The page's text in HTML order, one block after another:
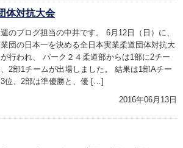
体対抗大会
のブログ担当の中井です。 6月12日（日）に、
団の日本一を決める全日本実業柔道団体対抗大
行われ、 パーク２４柔道部からは1部に2チー
2部1チームが出場しました。 結果は1部Aチー
位、2部は準優勝と、優 […]
2016年06月13日